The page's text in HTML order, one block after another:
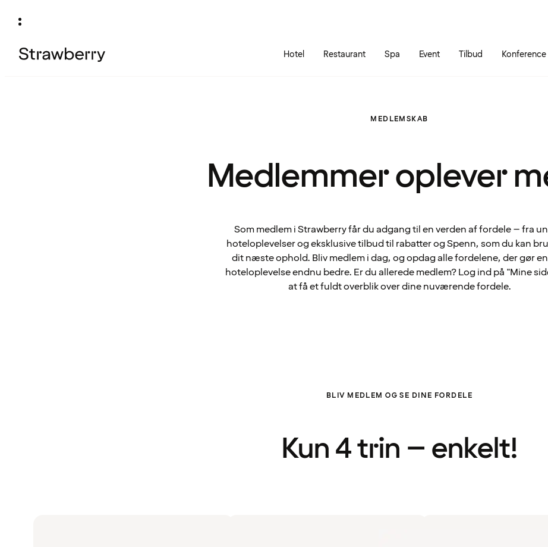
Hotel Restaurant Spa Event Tilbud Konference
MEDLEMSKAB
Medlemmer oplever
Som medlem i Strawberry får du adgang til en verden af fordele – fra
hoteloplevelser og eksklusive tilbud til rabatter og Spenn, som du kan
dit næste ophold. Bliv medlem i dag, og opdag alle fordelene, der gør
hoteloplevelse endnu bedre. Er du allerede medlem? Log ind på "Mine
at få et fuldt overblik over dine nuværende fordele.
BLIV MEDLEM OG SE DINE FORDELE
Kun 4 trin – enkelt!